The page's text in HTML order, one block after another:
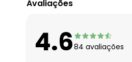
maio/2026
abril/2026
Avaliações
4.684 avaliações